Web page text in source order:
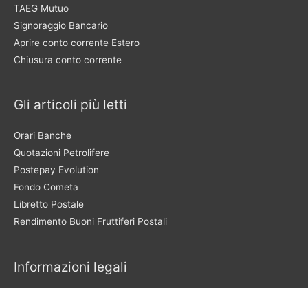
TAEG Mutuo
Signoraggio Bancario
Aprire conto corrente Estero
Chiusura conto corrente
Gli articoli più letti
Orari Banche
Quotazioni Petrolifere
Postepay Evolution
Fondo Cometa
Libretto Postale
Rendimento Buoni Fruttiferi Postali
Informazioni legali